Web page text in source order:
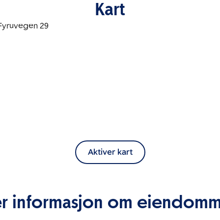
Kart
Aktiver kart
informasjon om